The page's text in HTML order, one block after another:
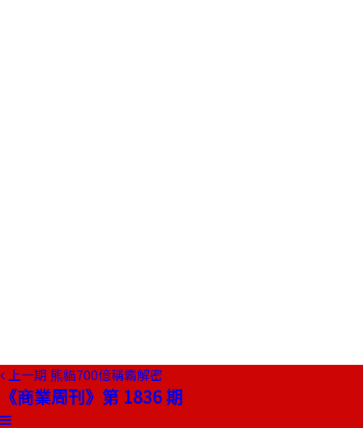
上一期 熊貓700億稱霸解密
《商業周刊》第 1836 期